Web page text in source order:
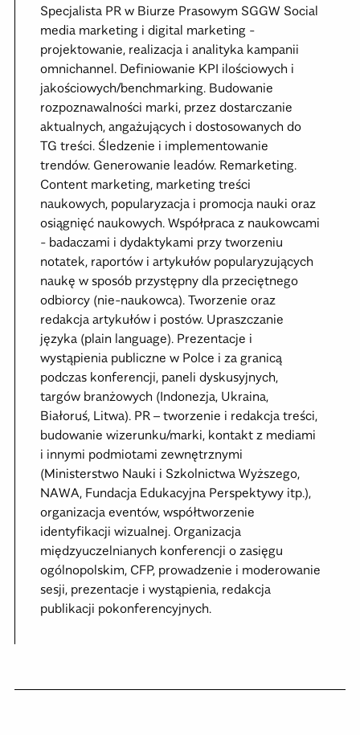
Specjalista PR w Biurze Prasowym SGGW Social
media marketing i digital marketing -
projektowanie, realizacja i analityka kampanii
omnichannel. Definiowanie KPI ilościowych i
jakościowych/benchmarking. Budowanie
rozpoznawalności marki, przez dostarczanie
aktualnych, angażujących i dostosowanych do
TG treści. Śledzenie i implementowanie
trendów. Generowanie leadów. Remarketing.
Content marketing, marketing treści
naukowych, popularyzacja i promocja nauki oraz
osiągnięć naukowych. Współpraca z naukowcami
- badaczami i dydaktykami przy tworzeniu
notatek, raportów i artykułów popularyzujących
naukę w sposób przystępny dla przeciętnego
odbiorcy (nie-naukowca). Tworzenie oraz
redakcja artykułów i postów. Upraszczanie
języka (plain language). Prezentacje i
wystąpienia publiczne w Polce i za granicą
podczas konferencji, paneli dyskusyjnych,
targów branżowych (Indonezja, Ukraina,
Białoruś, Litwa). PR – tworzenie i redakcja treści,
budowanie wizerunku/marki, kontakt z mediami
i innymi podmiotami zewnętrznymi
(Ministerstwo Nauki i Szkolnictwa Wyższego,
NAWA, Fundacja Edukacyjna Perspektywy itp.),
organizacja eventów, współtworzenie
identyfikacji wizualnej. Organizacja
międzyuczelnianych konferencji o zasięgu
ogólnopolskim, CFP, prowadzenie i moderowanie
sesji, prezentacje i wystąpienia, redakcja
publikacji pokonferencyjnych.